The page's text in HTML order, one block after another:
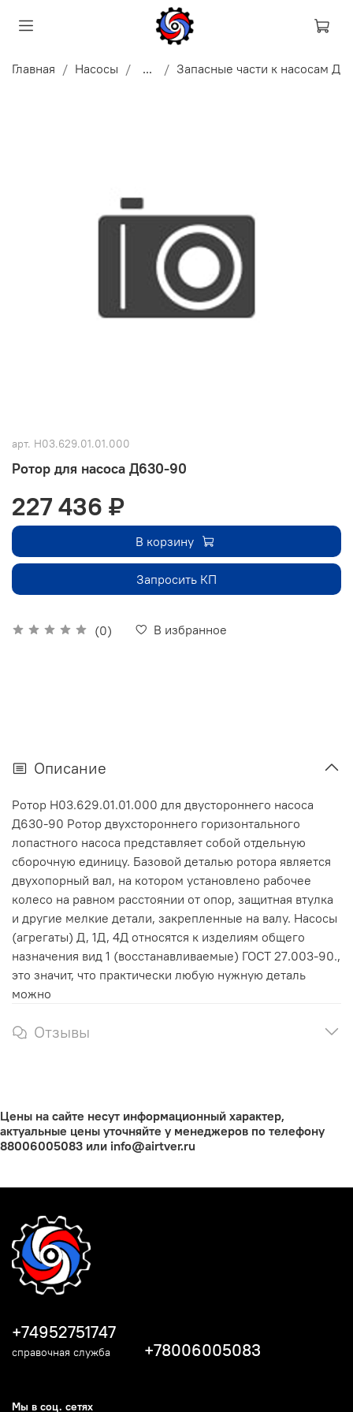
Главная Насосы ... Запасные части к насосам Д
арт. Н03.629.01.01.000
Ротор для насоса Д630-90
(0) В избранное
227 436 ₽
В корзину
Запросить КП
Описание
Ротор Н03.629.01.01.000 для двустороннего насоса
Д630-90 Ротор двухстороннего горизонтального
лопастного насоса представляет собой отдельную
сборочную единицу. Базовой деталью ротора является
двухопорный вал, на котором установлено рабочее
колесо на равном расстоянии от опор, защитная втулка
и другие мелкие детали, закрепленные на валу. Насосы
(агрегаты) Д, 1Д, 4Д относятся к изделиям общего
назначения вид 1 (восстанавливаемые) ГОСТ 27.003-90.,
это значит, что практически любую нужную деталь
можно
Отзывы
Цены на сайте несут информационный характер,
актуальные цены уточняйте у менеджеров по телефону
88006005083 или info@airtver.ru
+74952751747
справочная служба +78006005083
Мы в соц. сетях